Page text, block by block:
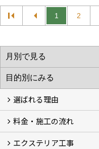
1 2
選ばれる理由
選ばれる理由
料金・施工の流れ
料金
施工の流れ
エクステリア工事